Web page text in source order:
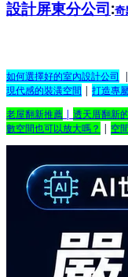
設計屏東分公司:奇
如何選擇好的室內設計公司 |
現代感的裝潢空間 | 打造專
老屋翻新推薦 | 透天厝翻新
數空間也可以放大嗎？ | 空